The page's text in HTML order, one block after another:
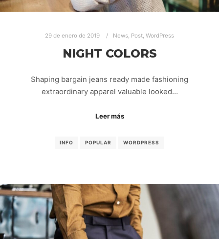
29 de enero de 2019 News, Post, WordPress
NIGHT COLORS
Shaping bargain jeans ready made fashioning
extraordinary apparel valuable looked…
Leer más
INFO POPULAR WORDPRESS